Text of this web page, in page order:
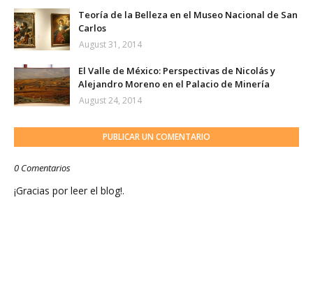
Teoría de la Belleza en el Museo Nacional de San
Carlos
August 31, 2014
El Valle de México: Perspectivas de Nicolás y
Alejandro Moreno en el Palacio de Minería
August 24, 2014
PUBLICAR UN COMENTARIO
0 Comentarios
¡Gracias por leer el blog!.